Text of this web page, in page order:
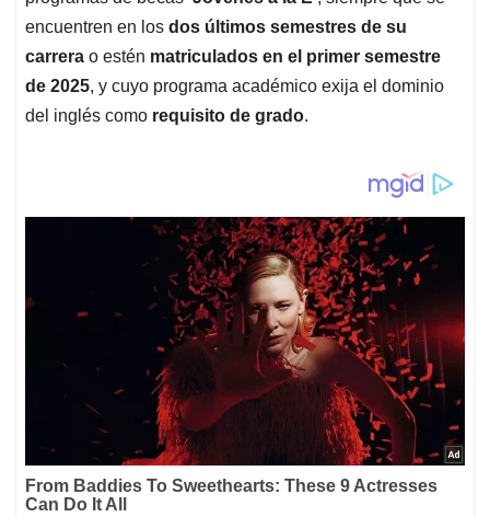
encuentren en los dos últimos semestres de su
carrera o estén matriculados en el primer semestre
de 2025, y cuyo programa académico exija el dominio
del inglés como requisito de grado.